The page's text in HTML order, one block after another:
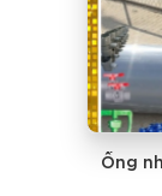
Ống